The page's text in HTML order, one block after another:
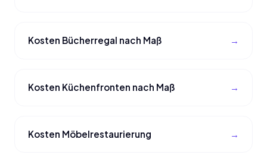
Kosten Bücherregal nach Maß
Kosten Küchenfronten nach Maß
Kosten Möbelrestaurierung